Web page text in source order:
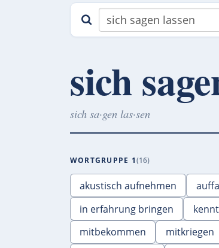
sich
sich sa·gen las·sen
WORTGRUPPE 1 16
akustisch aufnehmen
in erfahrung bringen
mitbekommen
mitkriegen